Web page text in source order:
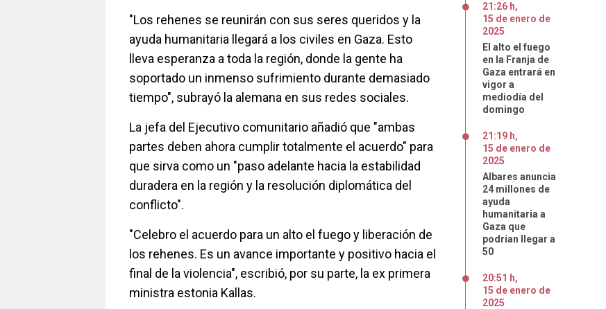
"Los rehenes se reunirán con sus seres queridos y la
ayuda humanitaria llegará a los civiles en Gaza. Esto
lleva esperanza a toda la región, donde la gente ha
soportado un inmenso sufrimiento durante demasiado
tiempo", subrayó la alemana en sus redes sociales.
La jefa del Ejecutivo comunitario añadió que "ambas
partes deben ahora cumplir totalmente el acuerdo" para
que sirva como un "paso adelante hacia la estabilidad
duradera en la región y la resolución diplomática del
conflicto".
"Celebro el acuerdo para un alto el fuego y liberación de
los rehenes. Es un avance importante y positivo hacia el
final de la violencia", escribió, por su parte, la ex primera
ministra estonia Kallas.
21:26 h,
15 de enero de
2025
El alto el fuego
en la Franja de
Gaza entrará en
vigor a
mediodía del
domingo
21:19 h,
15 de enero de
2025
Albares anuncia
24 millones de
ayuda
humanitaria a
Gaza que
podrían llegar a
50
20:51 h,
15 de enero de
2025